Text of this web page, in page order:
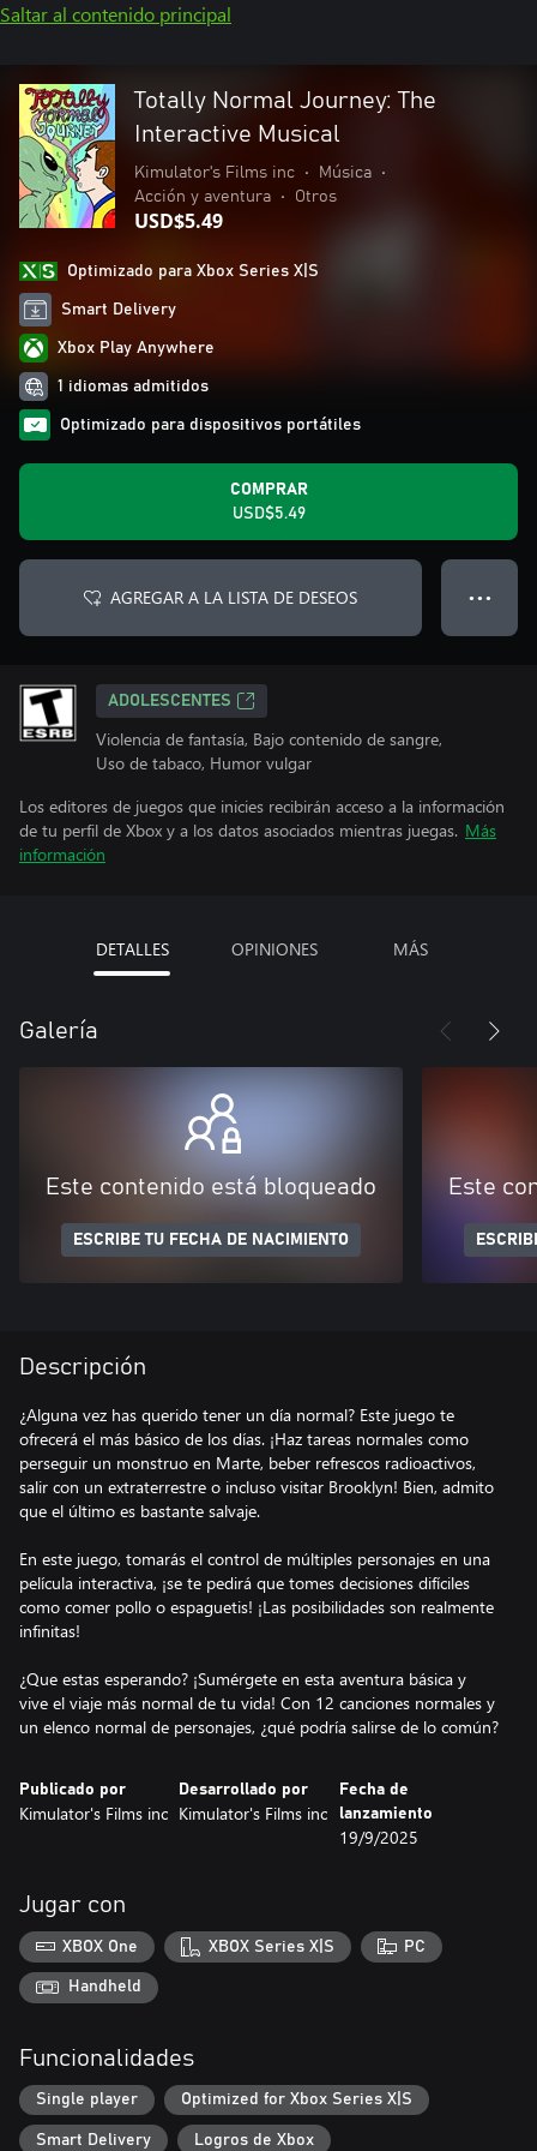
Saltar al contenido principal
Totally Normal Journey: The
Interactive Musical
Kimulator's Films inc • Música
•
Acción y aventura
• Otros
USD$5.49
Optimizado para Xbox Series X|S
Smart Delivery
Xbox Play Anywhere
1 idiomas admitidos
Optimizado para dispositivos portátiles
COMPRAR
USD$5.49
AGREGAR A LA LISTA DE DESEOS ● ● ●
ADOLESCENTES
Violencia de fantasía, Bajo contenido de sangre,
Uso de tabaco, Humor vulgar
Los editores de juegos que inicies recibirán acceso a la información
de tu perfil de Xbox y a los datos asociados mientras juegas. Más
información
DETALLES OPINIONES MÁS
Galería
Este contenido está bloqueado
ESCRIBE TU FECHA DE NACIMIENTO
Este
Descripción
¿Alguna vez has querido tener un día normal? Este juego te
ofrecerá el más básico de los días. ¡Haz tareas normales como
perseguir un monstruo en Marte, beber refrescos radioactivos,
salir con un extraterrestre o incluso visitar Brooklyn! Bien, admito
que el último es bastante salvaje.
En este juego, tomarás el control de múltiples personajes en una
película interactiva, ¡se te pedirá que tomes decisiones difíciles
como comer pollo o espaguetis! ¡Las posibilidades son realmente
infinitas!
¿Que estas esperando? ¡Sumérgete en esta aventura básica y
vive el viaje más normal de tu vida! Con 12 canciones normales y
un elenco normal de personajes, ¿qué podría salirse de lo común?
Publicado por
Kimulator's Films inc
Desarrollado por
Kimulator's Films inc
Fecha de
lanzamiento
19/9/2025
Jugar con
XBOX One XBOX Series X|S PC
Handheld
Funcionalidades
Single player Optimized for Xbox Series X|S
Smart Delivery Logros de Xbox